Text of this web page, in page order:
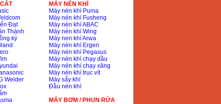
Đạt
Thành
ký
Welder
MÁY NÉN KHÍ
Máy nén khí Puma
Máy nén khí Fusheng
Máy nén khí ABAC
Máy nén khí Wing
Máy nen khí Arwa
Máy nén khí Ergen
Máy nén khí Pegasus
Máy nén khí chạy dầu
Máy nén khí chạy xăng
Máy nén khí trục vít
Máy sấy khí
Đầu nén khí
MÁY BƠM / PHUN RỬA